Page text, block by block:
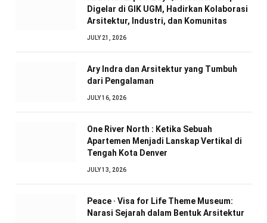
Digelar di GIK UGM, Hadirkan Kolaborasi
Arsitektur, Industri, dan Komunitas
JULY 21, 2026
Ary Indra dan Arsitektur yang Tumbuh
dari Pengalaman
JULY 16, 2026
One River North : Ketika Sebuah
Apartemen Menjadi Lanskap Vertikal di
Tengah Kota Denver
JULY 13, 2026
Peace · Visa for Life Theme Museum:
Narasi Sejarah dalam Bentuk Arsitektur